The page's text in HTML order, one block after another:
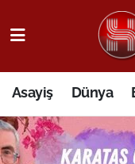
Asayiş Dünya
Osmaniye
Osmaniye
Osmaniye